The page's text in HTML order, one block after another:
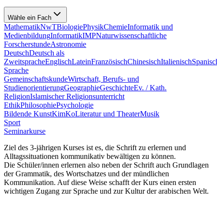
Wähle ein Fach
MathematikNwTBiologiePhysikChemieInformatik und
MedienbildungInformatikIMPNaturwissenschaftliche
ForscherstundeAstronomie
DeutschDeutsch als
ZweitspracheEnglischLateinFranzösischChinesischItalienisch
Sprache
GemeinschaftskundeWirtschaft, Berufs- und
StudienorientierungGeographieGeschichteEv. / Kath.
ReligionIslamischer Religionsunterricht
EthikPhilosophiePsychologie
Bildende KunstKimKoLiteratur und TheaterMusik
Sport
Seminarkurse
Ziel des 3-jährigen Kurses ist es, die Schrift zu erlernen und
Alltagssituationen kommunikativ bewältigen zu können.
Die Schüler/innen erlernen also neben der Schrift auch Grundlagen
der Grammatik, des Wortschatzes und der mündlichen
Kommunikation. Auf diese Weise schafft der Kurs einen ersten
wichtigen Zugang zur Sprache und zur Kultur der arabischen Welt.